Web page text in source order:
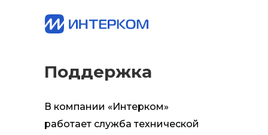
Поддержка
В компании «Интерком»
работает служба технической